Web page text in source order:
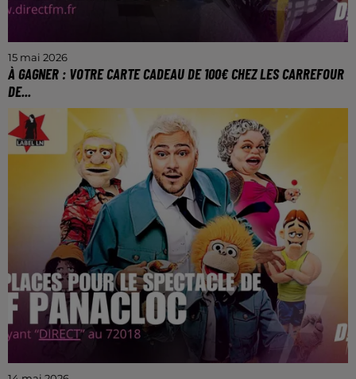
15 mai 2026
À GAGNER : VOTRE CARTE CADEAU DE 100€ CHEZ LES CARREFOUR
DE...
TROUVEZ LE PRIX DU CONTENU DU PANIER ET
REMPORTEZ VOTRE CARTE CADEAU CARREFOUR
DE PROXIMITÉ DE MOSELLE